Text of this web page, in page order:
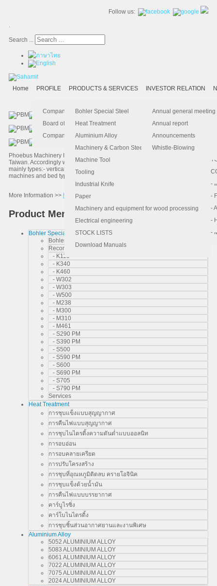
Follow us:
.
Search ...
Home PROFILE
Company Profile
Board of Director
Company Information
PRODUCTS & SERVICES
Bohler Special Steel
Heat Treatment
Aluminium Alloy
Machinery & Carbon Steels
Machine Tool
-
-
-
-
-
-
-
-
Tooling
-
-
-
-
-
-
-
Industrial Knife
Paper
Machinery and equipment for wood processing
Electrical engineering
STOCK LISTS
Download Manuals
INVESTOR RELATION
Annual general meeting
Annual report
Announcements
Whistle-Blowing
Phoebus Machinery Inc is the leading manufacture for milling machines in
Taiwan. Accordingly with many models of milling machines by the dividing
mainly types:- vertical turret milling machines, vertical and horizontal milling
machines and bed type vertical milling machines
More Information >> http://www.pbm.com.tw
Product Menu
Bohler Special Steel
Bohler Special Steel
Recommended Too Steel
- K110
- K340
- K460
- W302
- W303
- W500
- M238
- M300
- M310
- M461
- S290 PM
- S390 PM
- S500
- S590 PM
- S600
- S690 PM
- S705
- S790 PM
Services
Heat Treatment
การชุบแข็งแบบสุญญากาศ
การคืนไฟแบบสุญญากาศ
การชุบไนไตรดิ้งความดันต่ำแบบออลนิท
การอบอ่อน
การอบคลายเครียด
การปรับโครงสร้าง
การชุบที่อุณหภูมิติดลบ ครายโอจินิค
การชุบแข็งด้วยน้ำมัน
การคืนไฟแบบบรรยากาศ
คาร์บูไรซิ่ง
คาร์โบไนไตรดิ้ง
การชุบชิ้นส่วนอากาศยานและงานพิเศษ
Aluminium Alloy
5052 ALUMINIUM ALLOY
5083 ALUMINIUM ALLOY
6061 ALUMINIUM ALLOY
7022 ALUMINIUM ALLOY
7075 ALUMINIUM ALLOY
2024 ALUMINIUM ALLOY